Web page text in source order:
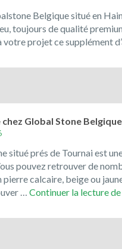
Belgique situé en
toujours de qualité
projet ce supplément
chez Global Stone
situé prés de Tournai est
pouvez retrouver de
pierre calcaire, beige ou
… Continuer la lecture de